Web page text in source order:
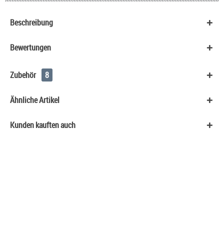
Beschreibung
Bewertungen
Zubehör 8
Ähnliche Artikel
Kunden kauften auch